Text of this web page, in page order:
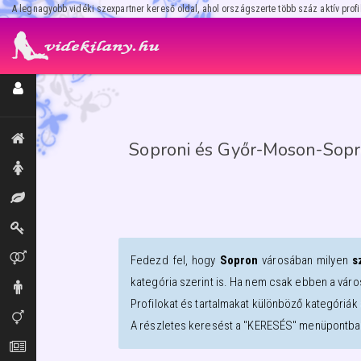
A legnagyobb vidéki szexpartner kereső oldal, ahol országszerte több száz aktív
Regisztráció / Hirdetésfeladás
Kiemeltek, legújabbakSoproni és Győr-Moson-
Fedezd fel, hogy Sopron városában milyen
kategória szerint is. Ha nem csak ebben a
Profilokat és tartalmakat különböző kategóriák
A részletes keresést a "KERESÉS"